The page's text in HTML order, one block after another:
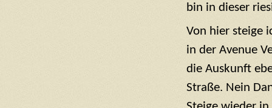
bin in dieser
Von hier steige
in der Avenue
die Auskunft
Straße. Nein